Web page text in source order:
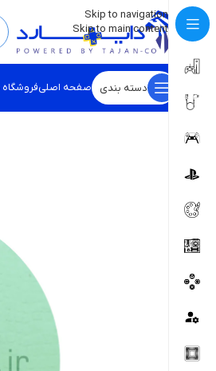
Skip to navigation
Skip to main content
💡برچسب و اسکین کنسول ها بروز شد . .
دسته بندی صفحه اصلیفروشگاه